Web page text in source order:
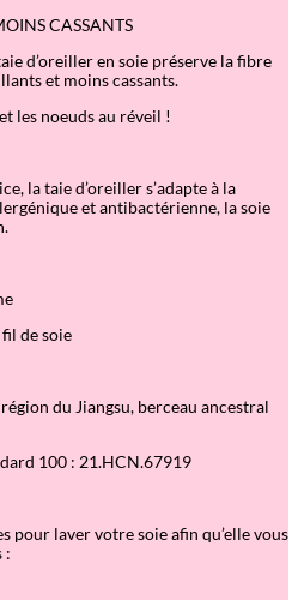
CASSANTS
d’oreiller en soie préserve la fibre
et moins cassants.
les noeuds au réveil !
la taie d’oreiller s’adapte à la
et antibactérienne, la soie
de soie
du Jiangsu, berceau ancestral
100 : 21.HCN.67919
pour laver votre soie afin qu’elle vous
: